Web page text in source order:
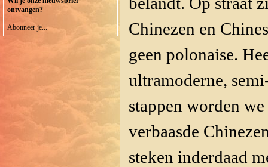
ontvangen?
Abonneer je...
Chinezen en
geen polonaise.
ultramoderne,
stappen worden
verbaasde
steken inderdaad